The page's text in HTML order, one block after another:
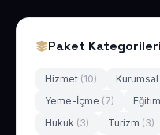
Paket Kategorileri
Hizmet (10) Kurumsal
Yeme-İçme (7) Eğitim
Hukuk (3) Turizm (3)